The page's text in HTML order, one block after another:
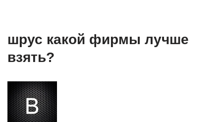
шрус какой фирмы лучше
взять?